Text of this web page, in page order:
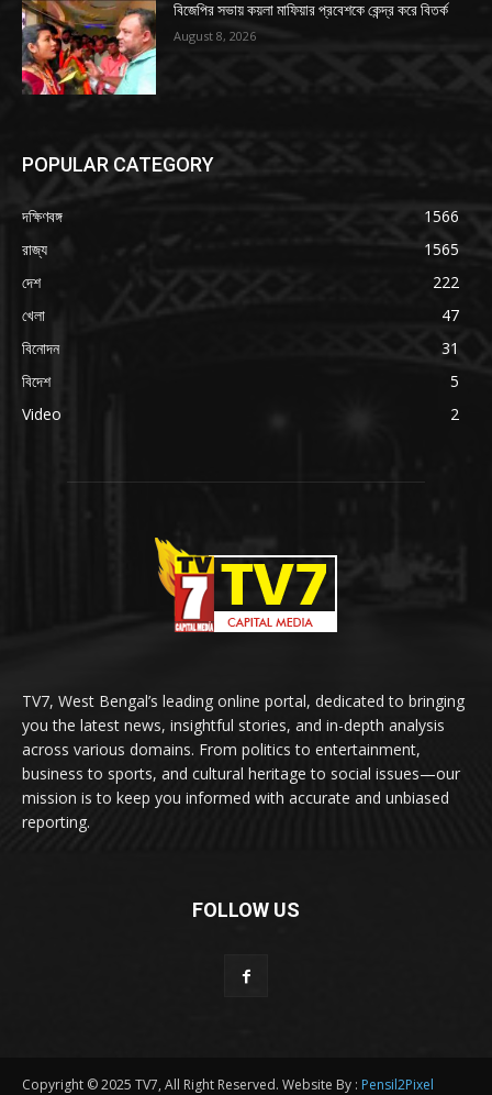
বিজেপির সভায় কয়লা মাফিয়ার প্রবেশকে কেন্দ্র করে বিতর্ক
August 8, 2026
POPULAR CATEGORY
দক্ষিণবঙ্গ
1566
রাজ্য
1565
দেশ
222
খেলা
47
বিনোদন
31
বিদেশ
5
Video
2
TV7, West Bengal’s leading online portal, dedicated to bringing
you the latest news, insightful stories, and in-depth analysis
across various domains. From politics to entertainment,
business to sports, and cultural heritage to social issues—our
mission is to keep you informed with accurate and unbiased
reporting.
FOLLOW US
Copyright © 2025 TV7, All Right Reserved. Website By : Pensil2Pixel